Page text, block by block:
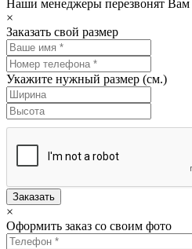
Наши менеджеры перезвонят Вам
×
Заказать свой размер
Укажите нужный размер (см.)
Заказать
×
Оформить заказ со своим фото